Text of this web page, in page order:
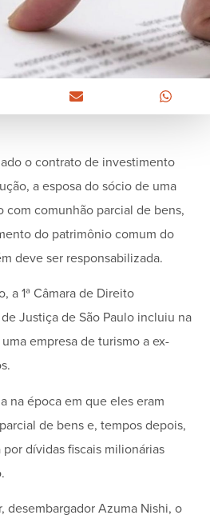
o contrato de investimento
a esposa do sócio de uma
com comunhão parcial de bens,
do patrimônio comum do
deve ser responsabilizada.
a 1ª Câmara de Direito
Justiça de São Paulo incluiu na
empresa de turismo a ex-
na época em que eles eram
de bens e, tempos depois,
dívidas fiscais milionárias
desembargador Azuma Nishi, o